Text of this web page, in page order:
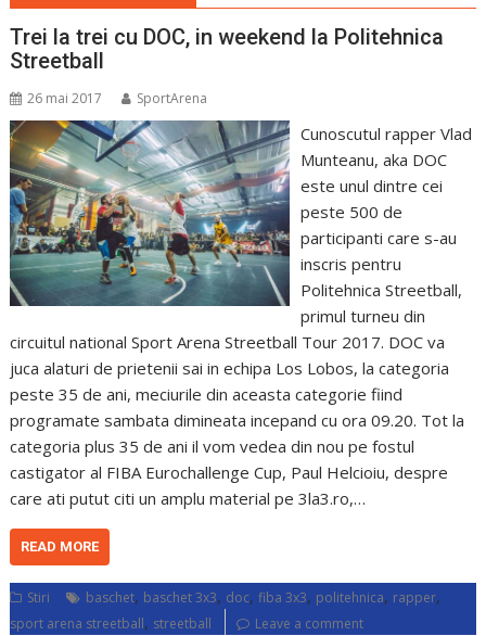
Trei la trei cu DOC, in weekend la Politehnica
Streetball
26 mai 2017 SportArena
Cunoscutul rapper Vlad
Munteanu, aka DOC
este unul dintre cei
peste 500 de
participanti care s-au
inscris pentru
Politehnica Streetball,
primul turneu din
circuitul national Sport Arena Streetball Tour 2017. DOC va
juca alaturi de prietenii sai in echipa Los Lobos, la categoria
peste 35 de ani, meciurile din aceasta categorie fiind
programate sambata dimineata incepand cu ora 09.20. Tot la
categoria plus 35 de ani il vom vedea din nou pe fostul
castigator al FIBA Eurochallenge Cup, Paul Helcioiu, despre
care ati putut citi un amplu material pe 3la3.ro,…
READ MORE
Stiri baschet, baschet 3x3, doc,fiba 3x3, politehnica, rapper,
sport arena streetball, streetball Leave a comment